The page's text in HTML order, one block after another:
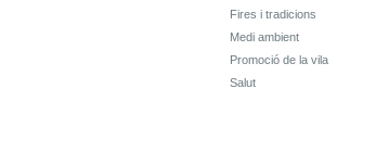
Fires i tradicions
Medi ambient
Promoció de la vila
Salut